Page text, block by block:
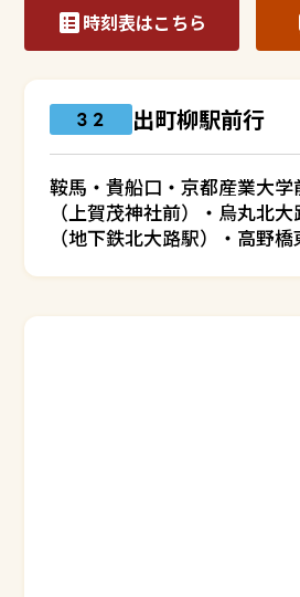
時刻表はこちら
３２ 出町柳駅前行
鞍馬・貴船口・京都産業大
（上賀茂神社前）・烏丸北大
（地下鉄北大路駅）・高野